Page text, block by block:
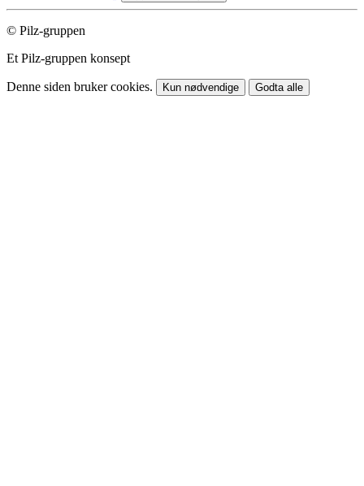
© Pilz-gruppen
Et Pilz-gruppen konsept
Denne siden bruker cookies. Kun nødvendige Godta alle